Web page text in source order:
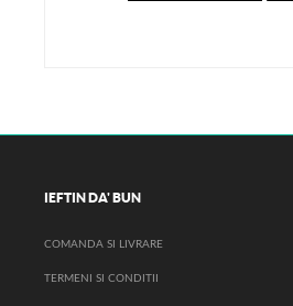
IEFTIN DA' BUN
COMANDA SI LIVRARE
TERMENI SI CONDITII